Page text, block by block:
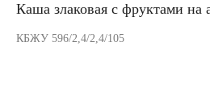
Каша злаковая с фруктами на
КБЖУ 596/2,4/2,4/105